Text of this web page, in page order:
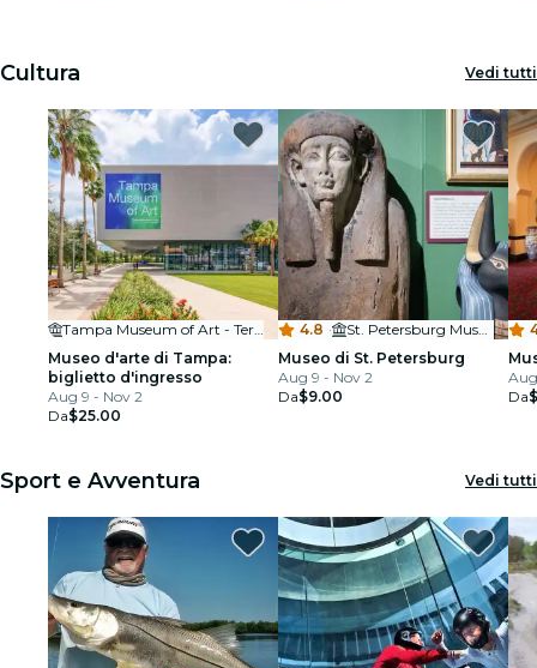
Cultura Vedi tutti
Tampa Museum of Art - Terrace
Museo d'arte di Tampa:
biglietto d'ingresso
Aug 9 - Nov 2
Da$25.00
4.8 ·
St. Petersburg Museum of History
Museo di St. Petersburg
Aug 9 - Nov 2
Da$9.00
Da
Sport e Avventura Vedi tutti